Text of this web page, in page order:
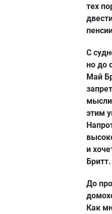
тех
С
но до
Май
этим
и
Бритт.
До
Как